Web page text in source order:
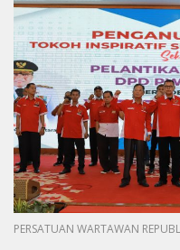
PERSATUAN WARTAWAN